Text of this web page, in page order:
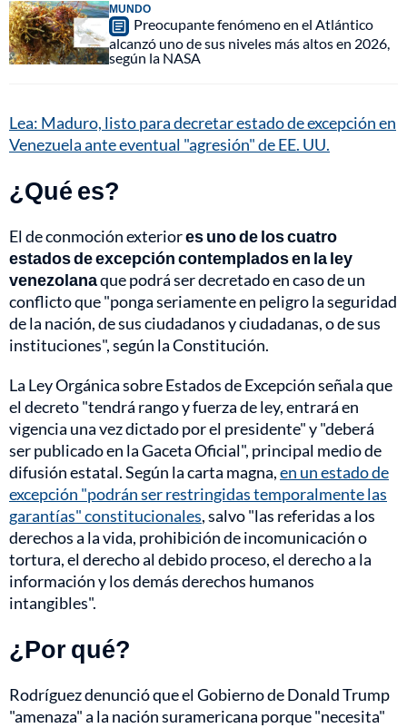
MUNDO
Preocupante fenómeno en el Atlántico
alcanzó uno de sus niveles más altos en 2026,
según la NASA
Lea: Maduro, listo para decretar estado de excepción en
Venezuela ante eventual "agresión" de EE. UU.
¿Qué es?
El de conmoción exteriores uno de los cuatro
estados de excepción contemplados en la ley
venezolanaque podrá ser decretado en caso de un
conflicto que "ponga seriamente en peligro la seguridad
de la nación, de sus ciudadanos y ciudadanas, o de sus
instituciones", según la Constitución.
La Ley Orgánica sobre Estados de Excepción señala que
el decreto "tendrá rango y fuerza de ley, entrará en
vigencia una vez dictado por el presidente" y "deberá
ser publicado en la Gaceta Oficial", principal medio de
difusión estatal. Según la carta magna,en un estado de
excepción "podrán ser restringidas temporalmente las
garantías" constitucionales, salvo "las referidas a los
derechos a la vida, prohibición de incomunicación o
tortura, el derecho al debido proceso, el derecho a la
información y los demás derechos humanos
intangibles".
¿Por qué?
Rodríguez denunció que el Gobierno de Donald Trump
"amenaza" a la nación suramericana porque "necesita"